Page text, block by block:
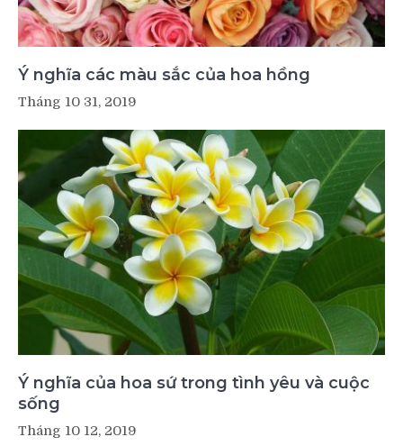
Ý nghĩa các màu sắc của hoa hồng
Tháng 10 31, 2019
Ý nghĩa của hoa sứ trong tình yêu và cuộc
sống
Tháng 10 12, 2019